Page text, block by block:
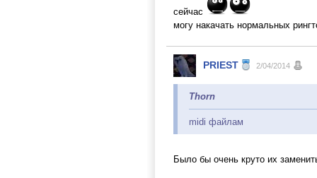
сейчас
могу накачать нормальных
PRIEST 2/04/2014
Thorn
midi файлам
Было бы очень круто их